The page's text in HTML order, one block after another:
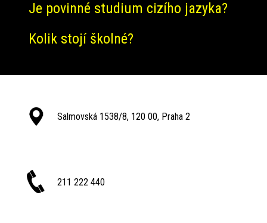
Je povinné studium cizího jazyka?
Kolik stojí školné?
Salmovská 1538/8, 120 00, Praha 2
211 222 440